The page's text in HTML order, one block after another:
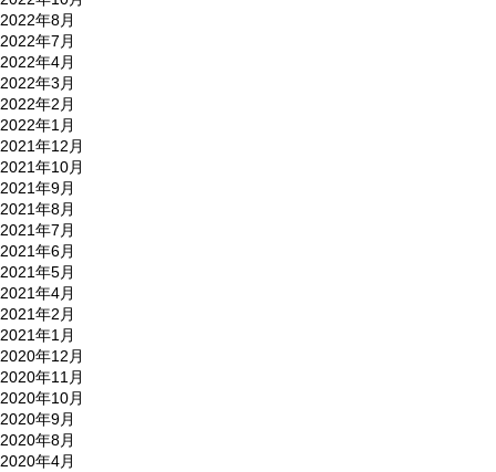
2022年8月
2022年7月
2022年4月
2022年3月
2022年2月
2022年1月
2021年12月
2021年10月
2021年9月
2021年8月
2021年7月
2021年6月
2021年5月
2021年4月
2021年2月
2021年1月
2020年12月
2020年11月
2020年10月
2020年9月
2020年8月
2020年4月